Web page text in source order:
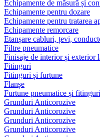
Echipamente de măsură și
Echipamente pentru dozare
Echipamente pentru tratarea
Echipamente remorcare
Etanșare cabluri, țevi,
Filtre pneumatice
Finisaje de interior și exterior
Fitinguri
Fitinguri și furtune
Flanșe
Furtune pneumatice și fitinguri
Grunduri Anticorozive
Grunduri Anticorozive
Grunduri Anticorozive
Grunduri Anticorozive